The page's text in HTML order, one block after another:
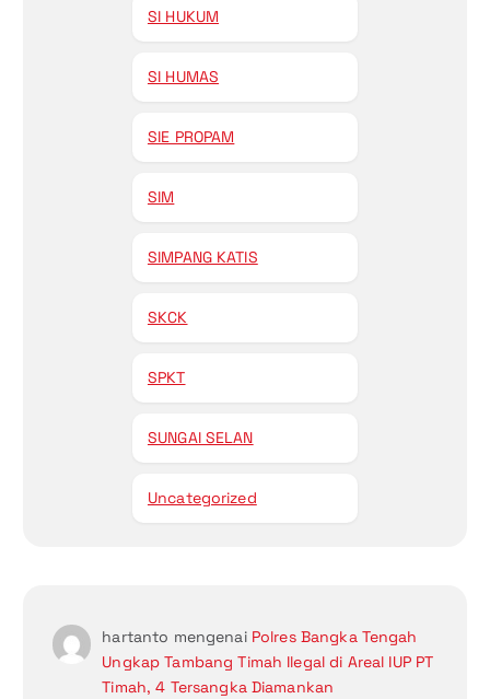
SI HUKUM
SI HUMAS
SIE PROPAM
SIM
SIMPANG KATIS
SKCK
SPKT
SUNGAI SELAN
Uncategorized
hartanto mengenai Polres Bangka Tengah
Ungkap Tambang Timah Ilegal di Areal IUP PT
Timah, 4 Tersangka Diamankan